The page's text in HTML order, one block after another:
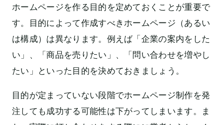
ホームページを作る目的を定めておくことが重要で
す。目的によって作成すべきホームページ（あるい
は構成）は異なります。例えば「企業の案内をした
い」、「商品を売りたい」、「問い合わせを増やし
たい」といった目的を決めておきましょう。
目的が定まっていない段階でホームページ制作を発
注しても成功する可能性は下がってしまいます。ま